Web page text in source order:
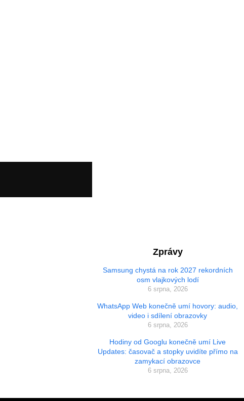
Zprávy
Samsung chystá na rok 2027 rekordních
osm vlajkových lodí
6 srpna, 2026
WhatsApp Web konečně umí hovory: audio,
video i sdílení obrazovky
6 srpna, 2026
Hodiny od Googlu konečně umí Live
Updates: časovač a stopky uvidíte přímo na
zamykací obrazovce
6 srpna, 2026